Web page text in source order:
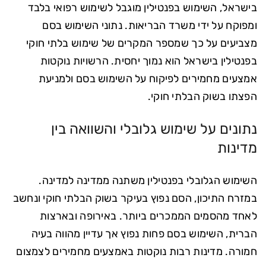
בישראל, השימוש בפנטילין מוגבל לשימוש רפואי בלבד
ומפוקח על ידי משרד הבריאות. נתוני השימוש בסם
מצביעים על כך שמספר המקרים של שימוש בלתי חוקי
בפנטילין בישראל הוא נמוך יחסית. הרשויות נוקטות
אמצעים מחמירים לפיקוח על השימוש בסם ולמניעת
הפצתו בשוק הבלתי חוקי.
נתונים על שימוש גלובלי והשוואה בין
מדינות
השימוש הגלובלי בפנטילין משתנה ממדינה למדינה.
במזרח התיכון, הסם נפוץ בעיקר בשוק הבלתי חוקי ונחשב
לאחד מהסמים הממכרים ביותר. באירופה ובארצות
הברית, השימוש בסם פחות נפוץ אך עדיין מהווה בעיה
חמורה. מדינות רבות נוקטות באמצעים מחמירים לצמצום